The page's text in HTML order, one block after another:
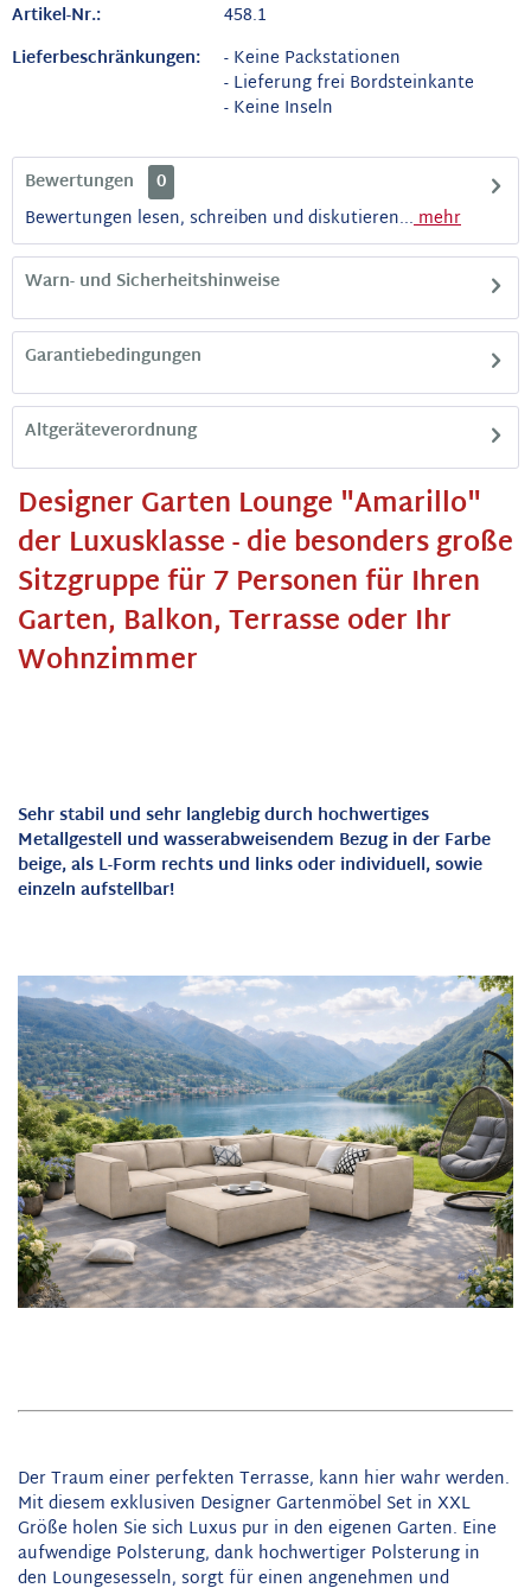
Artikel-Nr.:
458.1
Lieferbeschränkungen:
- Keine Packstationen
- Lieferung frei Bordsteinkante
- Keine Inseln
Designer Garten Lounge "Amarillo"
der Luxusklasse - die besonders große
Sitzgruppe für 7 Personen für Ihren
Garten, Balkon, Terrasse oder Ihr
Wohnzimmer
Sehr stabil und sehr langlebig durch hochwertiges
Metallgestell und wasserabweisendem Bezug in der Farbe
beige, als L-Form rechts und links oder individuell, sowie
einzeln aufstellbar!
Der Traum einer perfekten Terrasse, kann hier wahr werden.
Mit diesem exklusiven Designer Gartenmöbel Set in XXL
Größe holen Sie sich Luxus pur in den eigenen Garten. Eine
aufwendige Polsterung, dank hochwertiger Polsterung in
den Loungesesseln, sorgt für einen angenehmen und
Altgeräteverordnung
Garantiebedingungen
Warn- und Sicherheitshinweise
Bewertungen
0
Bewertungen lesen, schreiben und diskutieren...mehr